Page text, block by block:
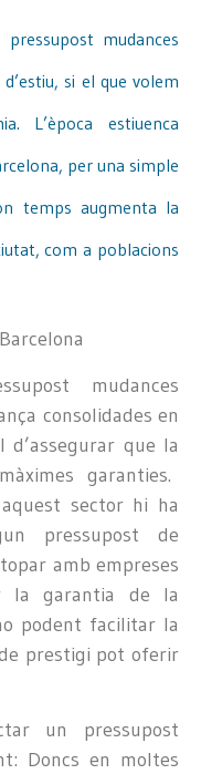
mudances
si el que volem
L’època estiuenca
per una simple
temps augmenta la
com a poblacions
mudances
consolidades en
que la
garanties.
sector hi ha
pressupost de
amb empreses
la garantia de la
podent facilitar la
prestigi pot oferir
un pressupost
Doncs en moltes